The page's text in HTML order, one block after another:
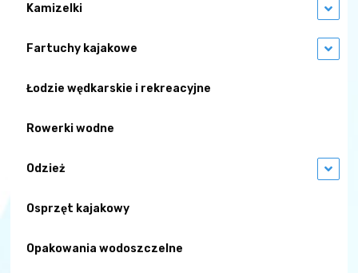
Kamizelki
Fartuchy kajakowe
Łodzie wędkarskie i rekreacyjne
Rowerki wodne
Odzież
Osprzęt kajakowy
Opakowania wodoszczelne